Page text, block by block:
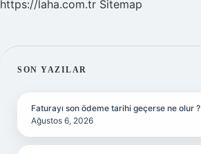
https://laha.com.tr Sitemap
SIDEBAR
SON YAZILAR
Faturayı son ödeme tarihi geçerse ne olur ?
Ağustos 6, 2026